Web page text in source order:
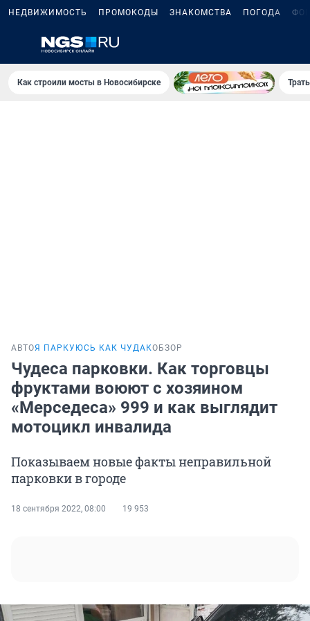
НЕДВИЖИМОСТЬ ПРОМОКОДЫ ЗНАКОМСТВА ПОГОДА
Как строили мосты в Новосибирске
АВТОЯ ПАРКУЮСЬ КАК ЧУДАКОБЗОР
Чудеса парковки. Как торговцы
фруктами воюют с хозяином
«Мерседеса» 999 и как выглядит
мотоцикл инвалида
Показываем новые факты неправильной
парковки в городе
18 сентября 2022, 08:00 19 953